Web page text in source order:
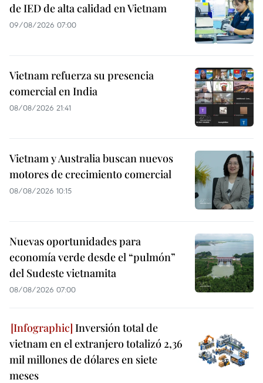
de IED de alta calidad en Vietnam
09/08/2026 07:00
Vietnam refuerza su presencia
comercial en India
08/08/2026 21:41
Vietnam y Australia buscan nuevos
motores de crecimiento comercial
08/08/2026 10:15
Nuevas oportunidades para
economía verde desde el “pulmón”
del Sudeste vietnamita
08/08/2026 07:00
Inversión total de
vietnam en el extranjero totalizó 2,36
mil millones de dólares en siete
meses